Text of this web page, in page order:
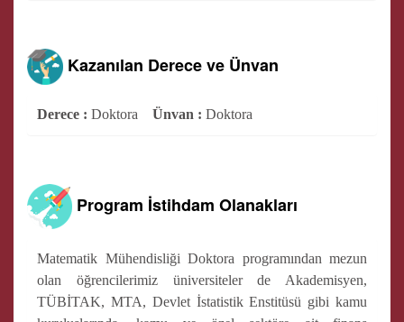
Kazanılan Derece ve Ünvan
Derece : Doktora Ünvan : Doktora
Program İstihdam Olanakları
Matematik Mühendisliği Doktora programından mezun
olan öğrencilerimiz üniversiteler de Akademisyen,
TÜBİTAK, MTA, Devlet İstatistik Enstitüsü gibi kamu